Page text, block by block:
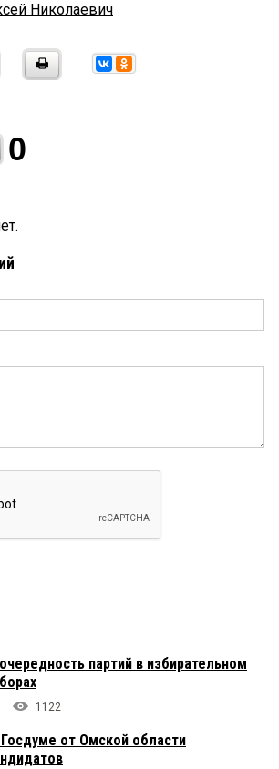
Николаевич
0
партий в избирательном
1122
от Омской области